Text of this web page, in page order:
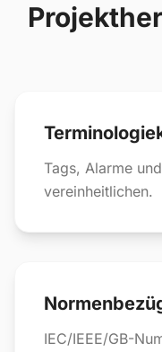
Tags, Alarme
vereinheitlichen.
IEC/IEEE/GB-